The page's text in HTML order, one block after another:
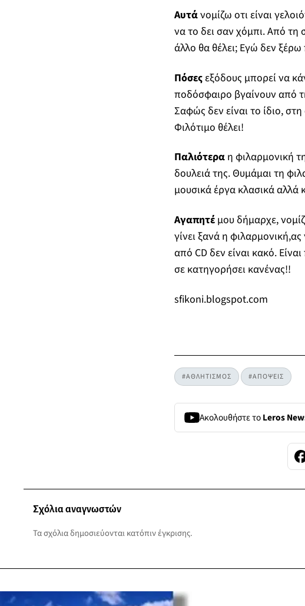
Αυτάνομίζω οτι είναι
να το δει σαν χόμπι. Από τη
άλλο θα θέλει; Εγώ δεν
Πόσεςεξόδους μπορεί να
ποδόσφαιρο βγαίνουν από
Σαφώς δεν είναι το ίδιο,
Φιλότιμο θέλει!
Παλιότεραη φιλαρμονική
δουλειά της. Θυμάμαι τη
μουσικά έργα κλασικά αλλά
Αγαπητέμου δήμαρχε,
γίνει ξανά η
από CD δεν είναι κακό.
σε κατηγορήσει κανένας!!
sfikoni.blogspot.com
#ΑΘΛΗΤΙΣΜΟΣ #ΑΠΟΨΕΙΣ
Ακολουθήστε τοLeros
Σχόλια αναγνωστών
Τα σχόλια δημοσιεύονται κατόπιν έγκρισης.